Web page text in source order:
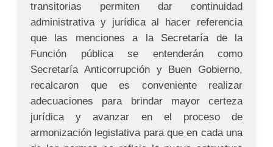
transitorias permiten dar continuidad
administrativa y jurídica al hacer referencia
que las menciones a la Secretaría de la
Función pública se entenderán como
Secretaría Anticorrupción y Buen Gobierno,
recalcaron que es conveniente realizar
adecuaciones para brindar mayor certeza
jurídica y avanzar en el proceso de
armonización legislativa para que en cada una